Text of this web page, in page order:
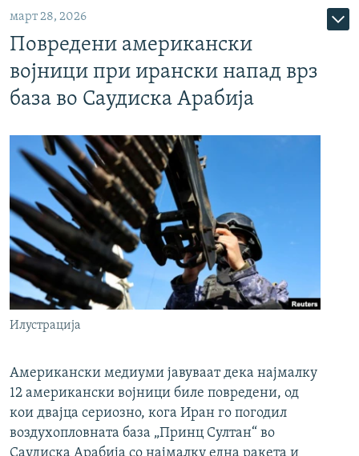
март 28, 2026
Повредени американски
војници при ирански напад врз
база во Саудиска Арабија
Илустрација
Американски медиуми јавуваат дека најмалку
12 американски војници биле повредени, од
кои двајца сериозно, кога Иран го погодил
воздухопловната база „Принц Султан“ во